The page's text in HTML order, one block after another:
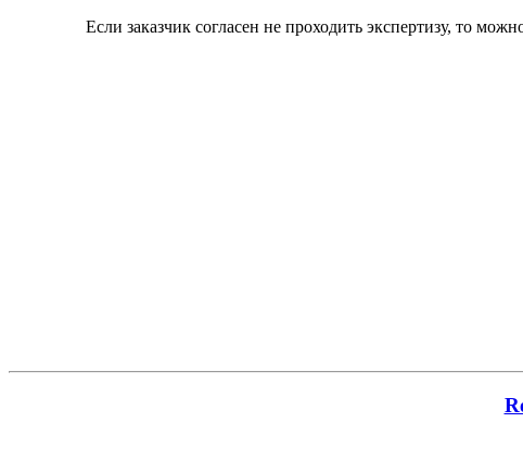
Если заказчик согласен не проходить экспертизу, то